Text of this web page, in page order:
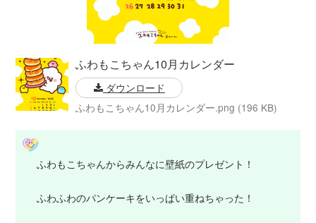
ふわもこちゃん10月カレンダー
ダウンロード
ふわもこちゃん10月カレンダー.png (196 KB)
ふわもこちゃんからみんなに壁紙のプレゼント！
ふわふわのパンケーキをいっぱい重ねちゃった！